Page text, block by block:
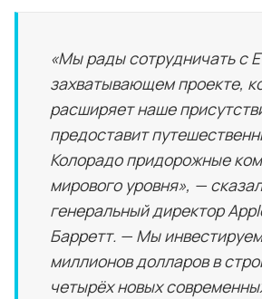
«Мы рады сотрудничать с
захватывающем проекте,
расширяет наше
предоставит
Колорадо придорожные
мирового уровня», —
генеральный директор
Барретт. — Мы
миллионов долларов в
четырёх новых